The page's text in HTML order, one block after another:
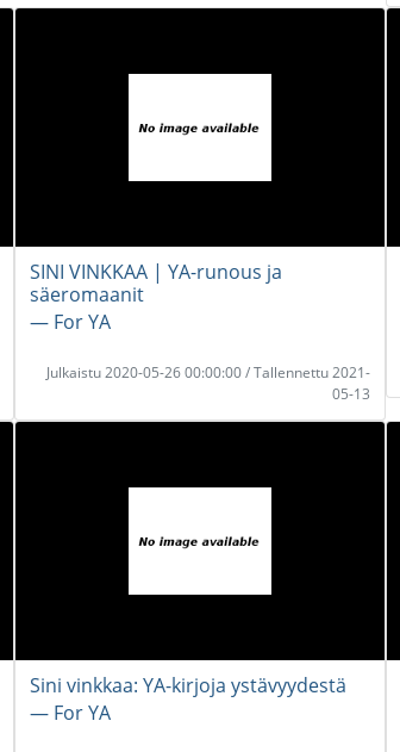
SINI VINKKAA | YA-runous ja
säeromaanit
― For YA
Julkaistu 2020-05-26 00:00:00 / Tallennettu 2021-
05-13
Sini vinkkaa: YA-kirjoja ystävyydestä
― For YA